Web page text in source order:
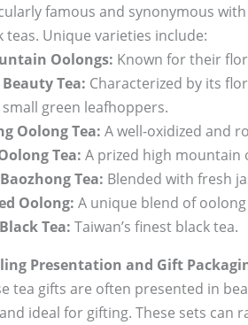
famous and synonymous
teas. Unique varieties include:
Oolongs: Known for their
Tea: Characterized by its
green leafhoppers.
Oolong Tea: A well-oxidized and
Tea: A prized high mountain
Tea: Blended with fresh
Oolong: A unique blend of
Tea: Taiwan’s finest black tea.
Presentation and Gift
tea gifts are often presented in
ideal for gifting. These sets